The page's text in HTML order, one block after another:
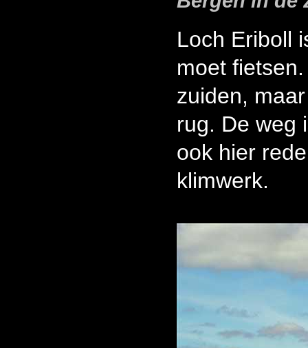
Loch Eriboll
moet
zuiden,
rug. De weg
ook hier
klimwerk.